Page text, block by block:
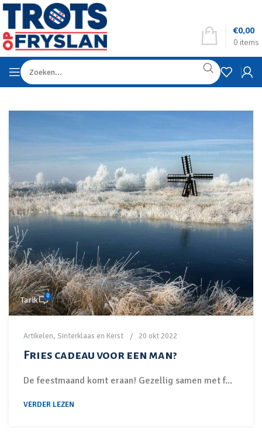
0 items
€0,00
Tarik 0
Artikelen, Sinterklaas en Kerst 20 okt 2022
Fries cadeau voor een man?
De feestmaand komt eraan! Gezellig samen met f...
VERDER LEZEN